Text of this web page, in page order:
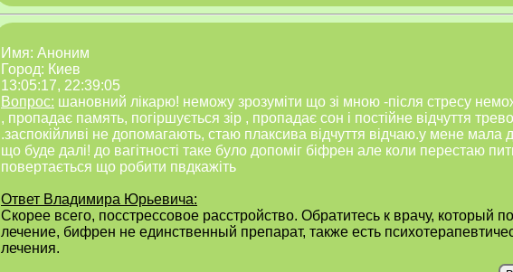
Имя: Аноним
Город: Киев
13:05:17, 22:39:05
Вопрос: шановний лікарю! неможу зрозуміти що зі мною -після стресу
, пропадає память, погіршується зір , пропадає сон і постійне відчуття
.заспокійливі не допомагають, стаю плаксива відчуття відчаю.у мене мала
що буде далі! до вагітності таке було допоміг біфрен але коли перестаю
повертається що робити пвдкажіть
Ответ Владимира Юрьевича:
Скорее всего, посстрессовое расстройство. Обратитесь к врачу, который
лечение, бифрен не единственный препарат, также есть
лечения.